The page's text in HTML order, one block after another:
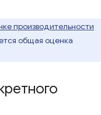
производительности
общая оценка